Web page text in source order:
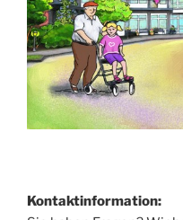
Kontaktinformation: